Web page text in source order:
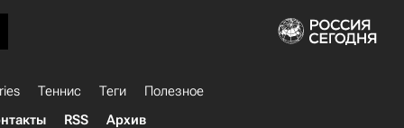
Теннис Теги
Полезное
RSS Архив